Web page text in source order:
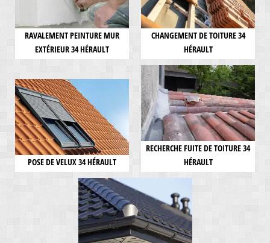
RAVALEMENT PEINTURE MUR
EXTÉRIEUR 34 HÉRAULT
CHANGEMENT DE TOITURE 34
HÉRAULT
POSE DE VELUX 34 HÉRAULT
RECHERCHE FUITE DE TOITURE 34
HÉRAULT